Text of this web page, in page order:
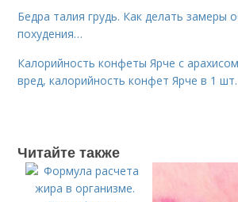
Бедра талия грудь. Как делать замеры
похудения…
Калорийность конфеты Ярче с
вред, калорийность конфет Ярче в 1
Читайте также